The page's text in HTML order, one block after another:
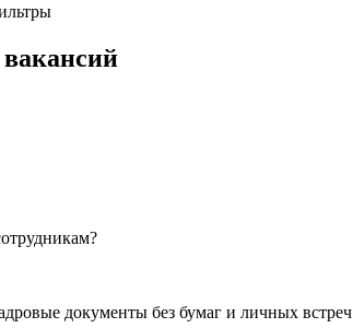
документы без бумаг и личных встреч